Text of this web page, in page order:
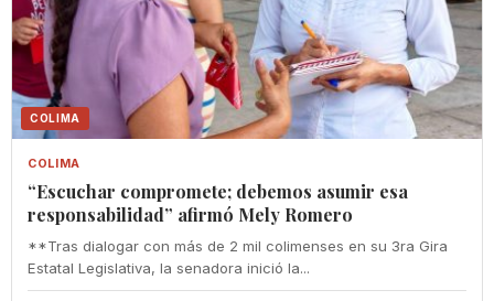
COLIMA
COLIMA
“Escuchar compromete; debemos asumir esa
responsabilidad” afirmó Mely Romero
**Tras dialogar con más de 2 mil colimenses en su 3ra Gira
Estatal Legislativa, la senadora inició la...